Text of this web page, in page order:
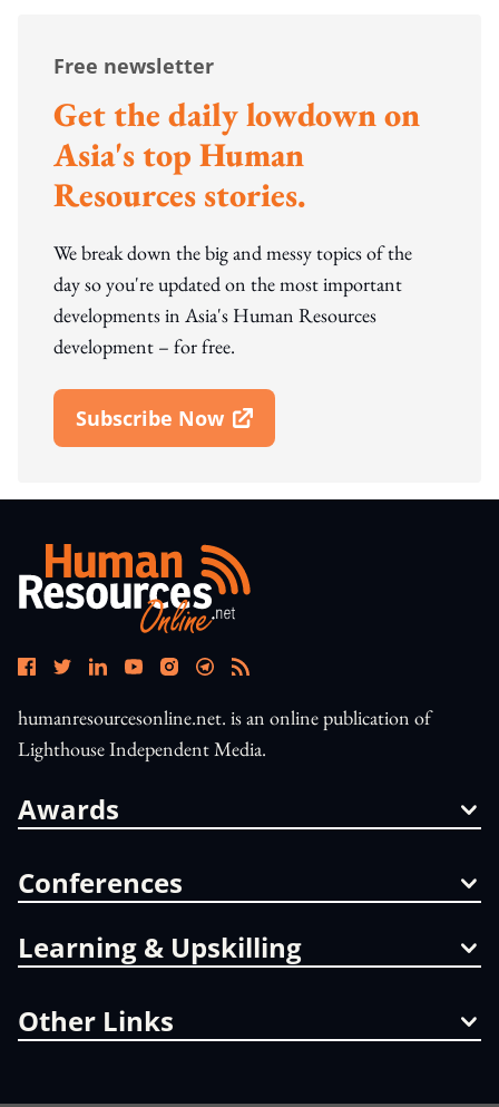
Free newsletter
Get the daily lowdown on
Asia's top Human
Resources stories.
We break down the big and messy topics of the
day so you're updated on the most important
developments in Asia's Human Resources
development – for free.
Subscribe Now
Open In New Window
humanresourcesonline.net. is an online publication of
Lighthouse Independent Media.
Awards
Conferences
Learning & Upskilling
Other Links